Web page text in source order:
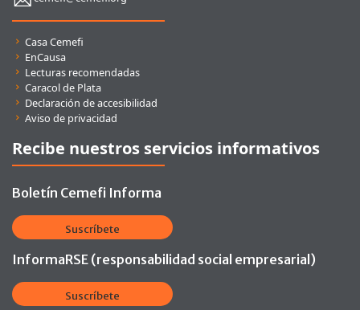
Enlaces rápidos
Casa Cemefi
EnCausa
Lecturas recomendadas
Caracol de Plata
Declaración de accesibilidad
Aviso de privacidad
Recibe nuestros servicios informativos
Boletín Cemefi Informa
Suscríbete
InformaRSE (responsabilidad social empresarial)
Suscríbete